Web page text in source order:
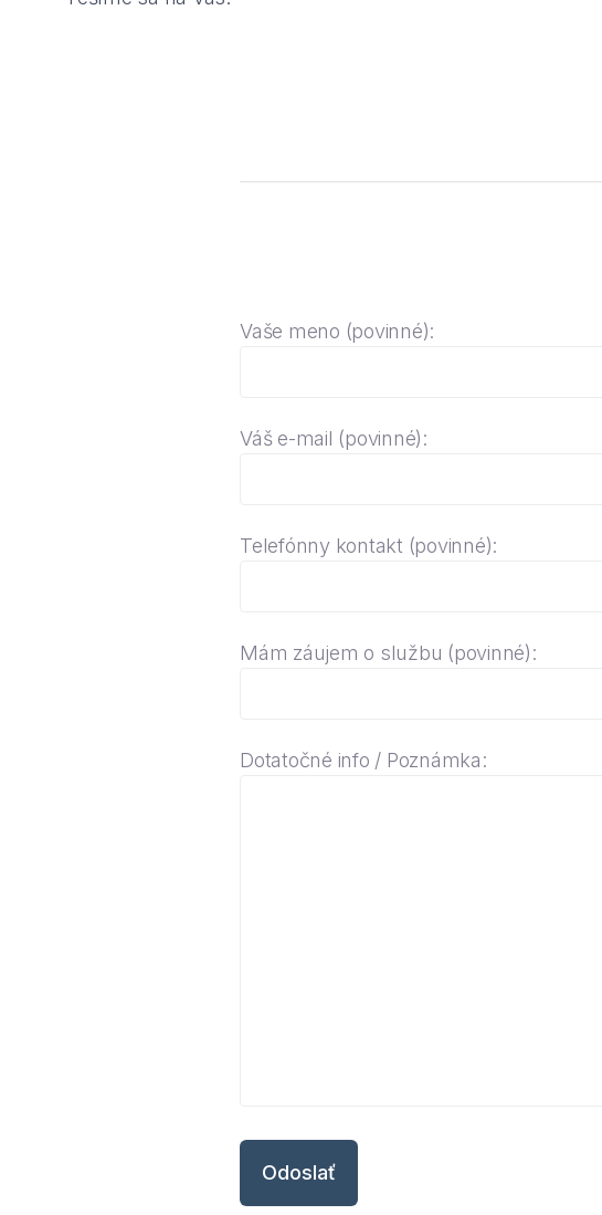
Vaše meno (povinné):
Váš e-mail (povinné):
Telefónny kontakt (povinné):
Mám záujem o službu (povinné):
Dotatočné info / Poznámka: